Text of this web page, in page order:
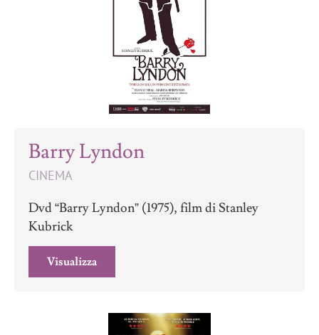
Barry Lyndon
CINEMA
Dvd “Barry Lyndon” (1975), film di Stanley
Kubrick
Visualizza